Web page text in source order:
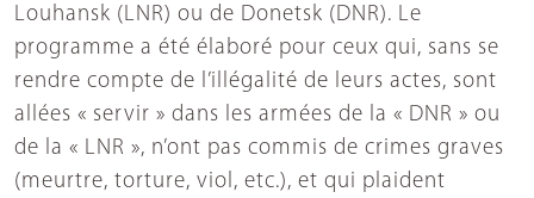
Louhansk (LNR) ou de Donetsk (DNR). Le
programme a été élaboré pour ceux qui, sans se
rendre compte de l’illégalité de leurs actes, sont
allées « servir » dans les armées de la « DNR » ou
de la « LNR », n’ont pas commis de crimes graves
(meurtre, torture, viol, etc.), et qui plaident